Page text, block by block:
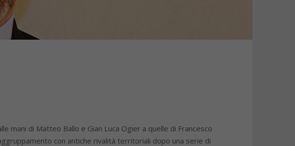
mani di Matteo Ballo e Gian Luca Ogier a quelle di Francesco
con antiche rivalità territoriali dopo una serie di